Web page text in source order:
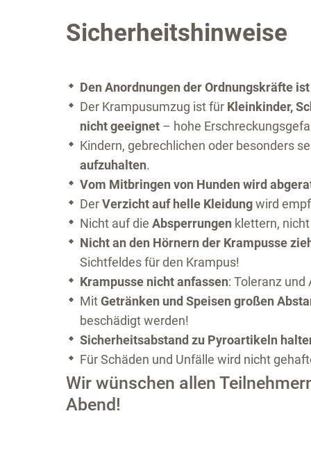
Sicherheitshinweise
Den Anordnungen der Ordnungskräfte
Der Krampusumzug ist für Kleinkinder,
nicht geeignet – hohe
Kindern, gebrechlichen oder besonders
aufzuhalten.
Vom Mitbringen von Hunden wird
DerVerzicht auf helle Kleidungwird
Nicht auf die Absperrungen klettern,
Nicht an den Hörnern der Krampusse
Sichtfeldes für den Krampus!
Krampusse nicht anfassen: Toleranz
MitGetränken und Speisen großen
beschädigt werden!
Sicherheitsabstand zu Pyroartikeln
Für Schäden und Unfälle wird nicht
Wir wünschen allen
Abend!